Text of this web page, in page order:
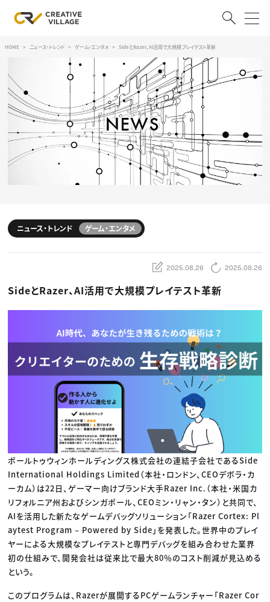
ログイン 会員登録
RECRUIT
クリエイター求人を探す
CREATIVE JOB求人検索
スキルアップしたい！
デザイン
編集・ライティング
マーケティング
業界解説・キャリア事情
TOP Creator’s コラム
Webクリエイター
アプリクリエイター
映像クリエイター
クリエイターインタビュー
C＆R Magazine
セミナー
ニュース・トレンド トップ
Web
映像
ゲーム・エンタメ
広告
CREATIVE VILLAGEからのお知らせ
プロフェッショナル×つながる×メディア
HOME ニュース・トレンド ゲーム・エンタメ SideとRazer、AI活用で大規模プレイテスト革新
ニュース・トレンド ゲーム・エンタメ
2025.08.26 2025.08.26
SideとRazer、AI活用で大規模プレイテスト革新
ポールトゥウィンホールディングス株式会社の連結子会社であるSide
International Holdings Limited（本社・ロンドン、CEOデボラ・カ
ーカム）は22日、ゲーマー向けブランド大手Razer Inc.（本社・米国カ
リフォルニア州およびシンガポール、CEOミン・リャン・タン）と共同で、
AIを活用した新たなゲームデバッグソリューション「Razer Cortex: Pl
aytest Program – Powered by Side」を発表した。世界中のプレイ
ヤーによる大規模なプレイテストと専門デバッグを組み合わせた業界
初の仕組みで、開発会社は従来比で最大80％のコスト削減が見込める
という。
このプログラムは、Razerが展開するPCゲームランチャー「Razer Cor